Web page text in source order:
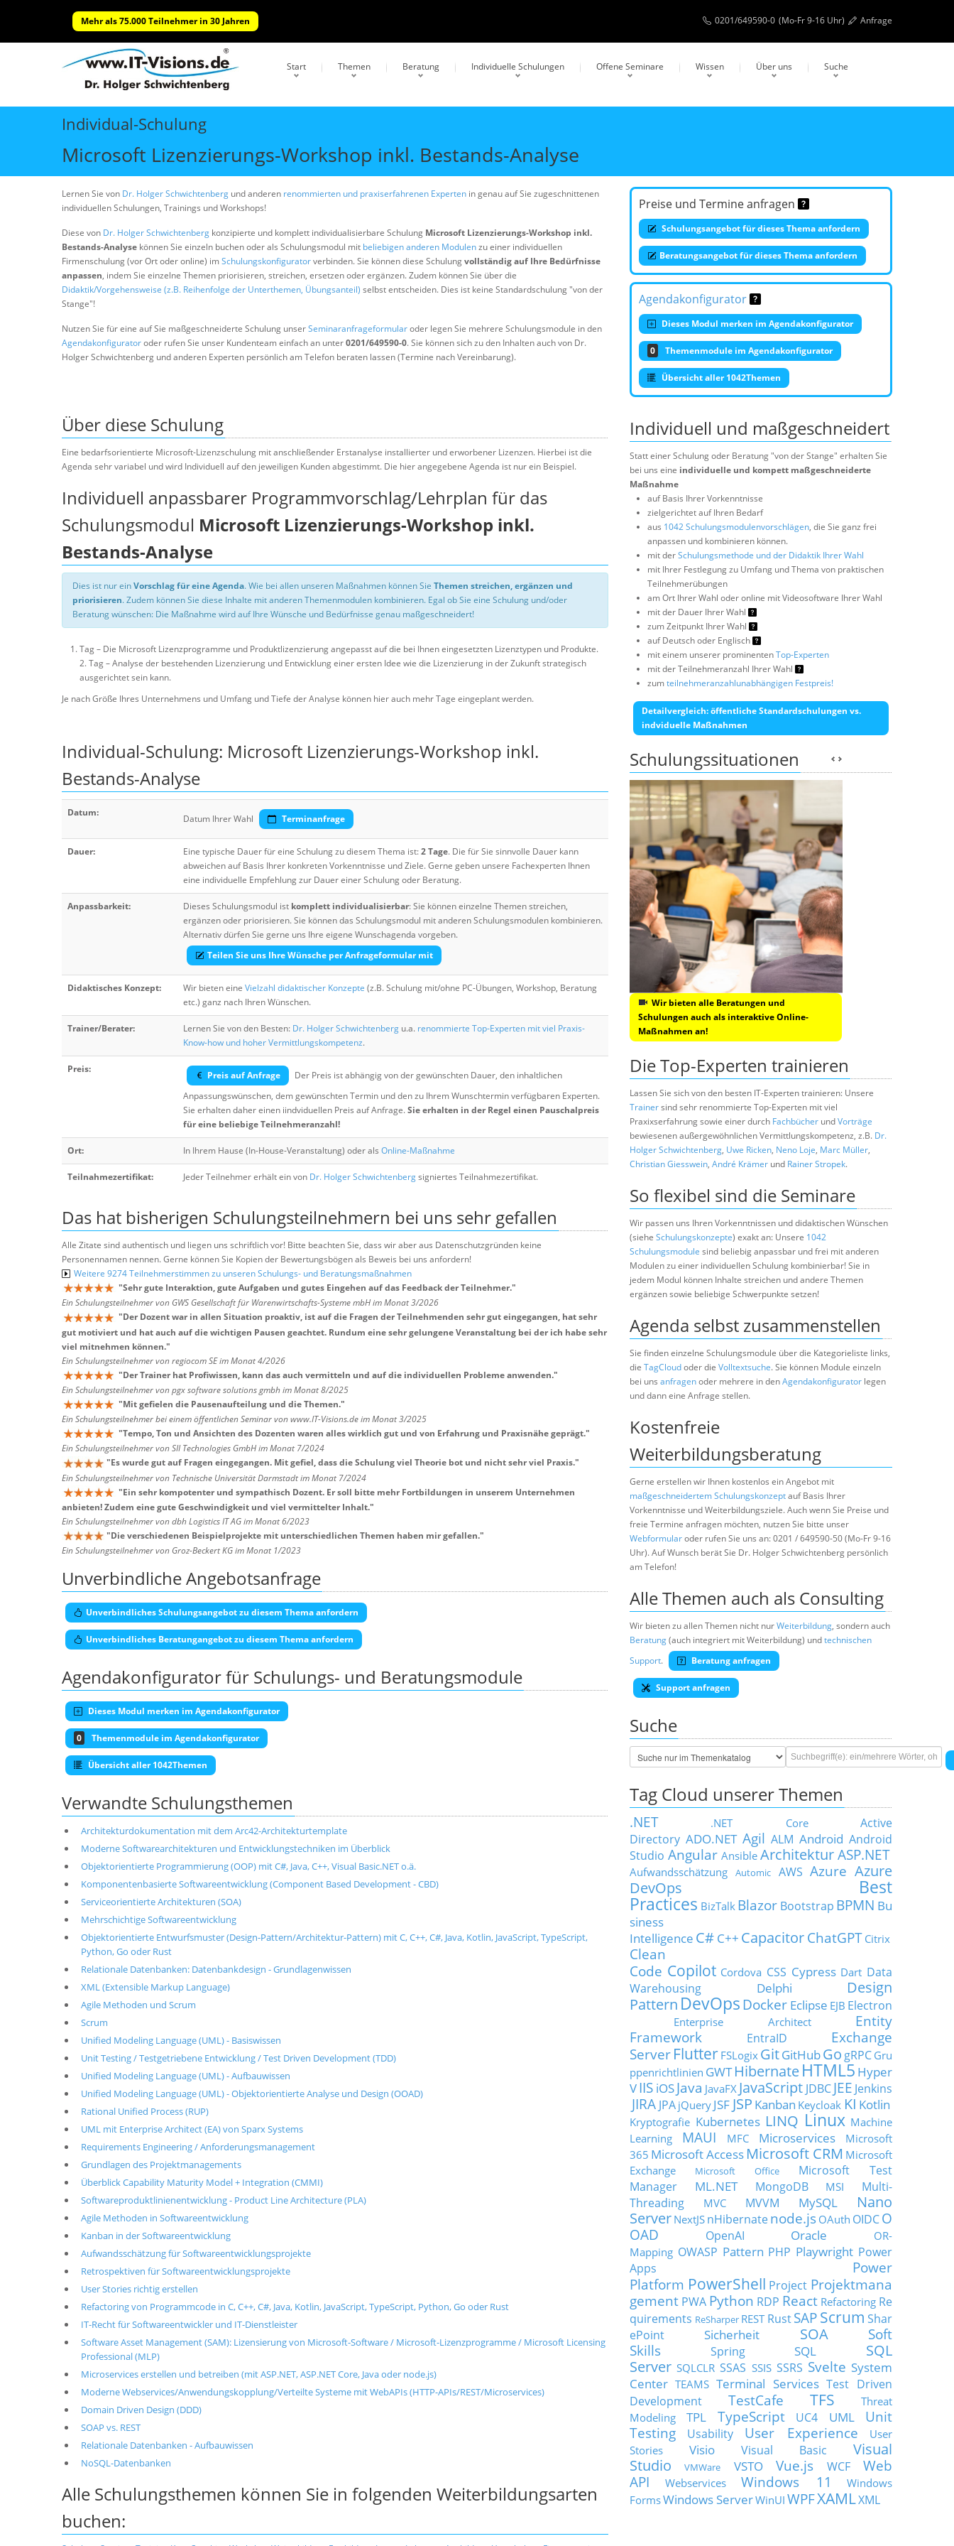
Mehr als 75.000 Teilnehmer in 30 Jahren 0201/649590-0 (Mo-Fr 9-16 Uhr) Anfrage
Start Themen Beratung Individuelle Schulungen Offene Seminare Wissen Über uns Suche
Individual-Schulung
Microsoft Lizenzierungs-Workshop inkl. Bestands-Analyse
Lernen Sie von Dr. Holger Schwichtenberg und anderen renommierten und praxiserfahrenen Experten in genau auf Sie zugeschnittenen
individuellen Schulungen, Trainings und Workshops!
Diese von Dr. Holger Schwichtenberg konzipierte und komplett individualisierbare Schulung Microsoft Lizenzierungs-Workshop inkl.
Bestands-Analyse können Sie einzeln buchen oder als Schulungsmodul mit beliebigen anderen Modulenzu einer individuellen
Firmenschulung (vor Ort oder online) imSchulungskonfiguratorverbinden. Sie können diese Schulungvollständig auf Ihre Bedürfnisse
anpassen, indem Sie einzelne Themen priorisieren, streichen, ersetzen oder ergänzen. Zudem können Sie über die
Didaktik/Vorgehensweise (z.B. Reihenfolge der Unterthemen, Übungsanteil) selbst entscheiden. Dies ist keine Standardschulung "von der
Stange"!
Nutzen Sie für eine auf Sie maßgeschneiderte Schulung unserSeminaranfrageformularoder legen Sie mehrere Schulungsmodule in den
Agendakonfiguratoroder rufen Sie unser Kundenteam einfach an unter0201/649590-0. Sie können sich zu den Inhalten auch von Dr.
Holger Schwichtenberg und anderen Experten persönlich am Telefon beraten lassen (Termine nach Vereinbarung).
Preise und Termine anfragen
Schulungsangebot für dieses Thema anfordern
Beratungsangebot für dieses Thema anfordern
Agendakonfigurator
Dieses Modul merken im Agendakonfigurator
0 Themenmodule im Agendakonfigurator
Übersicht aller 1042Themen
Über diese Schulung
Eine bedarfsorientierte Microsoft-Lizenzschulung mit anschließender Erstanalyse installierter und erworbener Lizenzen. Hierbei ist die
Agenda sehr variabel und wird Individuell auf den jeweiligen Kunden abgestimmt. Die hier angegebene Agenda ist nur ein Beispiel.
Individuell anpassbarer Programmvorschlag/Lehrplan für das
Schulungsmodul Microsoft Lizenzierungs-Workshop inkl.
Bestands-Analyse
Dies ist nur einVorschlag für eine Agenda. Wie bei allen unseren Maßnahmen können Sie Themen streichen, ergänzen und
priorisieren. Zudem können Sie diese Inhalte mit anderen Themenmodulen kombinieren. Egal ob Sie eine Schulung und/oder
Beratung wünschen: Die Maßnahme wird auf Ihre Wünsche und Bedürfnisse genau maßgeschneidert!
Tag – Die Microsoft Lizenzprogramme und Produktlizenzierung angepasst auf die bei Ihnen eingesetzten Lizenztypen und Produkte.
2. Tag – Analyse der bestehenden Lizenzierung und Entwicklung einer ersten Idee wie die Lizenzierung in der Zukunft strategisch
ausgerichtet sein kann.
Je nach Größe Ihres Unternehmens und Umfang und Tiefe der Analyse können hier auch mehr Tage eingeplant werden.
Individual-Schulung: Microsoft Lizenzierungs-Workshop inkl.
Bestands-Analyse
Datum:
Datum Ihrer Wahl Terminanfrage
Dauer: Eine typische Dauer für eine Schulung zu diesem Thema ist:2 Tage. Die für Sie sinnvolle Dauer kann
abweichen auf Basis Ihrer konkreten Vorkenntnisse und Ziele. Gerne geben unsere Fachexperten Ihnen
eine individuelle Empfehlung zur Dauer einer Schulung oder Beratung.
Anpassbarkeit: Dieses Schulungsmodul ist komplett individualisierbar: Sie können einzelne Themen streichen,
ergänzen oder priorisieren. Sie können das Schulungsmodul mit anderen Schulungsmodulen kombinieren.
Alternativ dürfen Sie gerne uns Ihre eigene Wunschagenda vorgeben.
Teilen Sie uns Ihre Wünsche per Anfrageformular mit
Didaktisches Konzept: Wir bieten eine Vielzahl didaktischer Konzepte (z.B. Schulung mit/ohne PC-Übungen, Workshop, Beratung
etc.) ganz nach Ihren Wünschen.
Trainer/Berater: Lernen Sie von den Besten: Dr. Holger Schwichtenberg u.a. renommierte Top-Experten mit viel Praxis-
Know-how und hoher Vermittlungskompetenz.
Preis:
Preis auf Anfrage
Der Preis ist abhängig von der gewünschten Dauer, den inhaltlichen
Anpassungswünschen, dem gewünschten Termin und den zu Ihrem Wunschtermin verfügbaren Experten.
Sie erhalten daher einen iindviduellen Preis auf Anfrage.Sie erhalten in der Regel einen Pauschalpreis
für eine beliebige Teilnehmeranzahl!
Ort: In Ihrem Hause (In-House-Veranstaltung) oder als Online-Maßnahme
Teilnahmezertifikat: Jeder Teilnehmer erhält ein von Dr. Holger Schwichtenbergsigniertes Teilnahmezertifikat.
Das hat bisherigen Schulungsteilnehmern bei uns sehr gefallen
Alle Zitate sind authentisch und liegen uns schriftlich vor! Bitte beachten Sie, dass wir aber aus Datenschutzgründen keine
Personennamen nennen. Gerne können Sie Kopien der Bewertungsbögen als Beweis bei uns anfordern!
Weitere 9274 Teilnehmerstimmen zu unseren Schulungs- und Beratungsmaßnahmen
"Sehr gute Interaktion, gute Aufgaben und gutes Eingehen auf das Feedback der Teilnehmer."
Ein Schulungsteilnehmer von GWS Gesellschaft für Warenwirtschafts-Systeme mbH im Monat 3/2026
"Der Dozent war in allen Situation proaktiv, ist auf die Fragen der Teilnehmenden sehr gut eingegangen, hat sehr
gut motiviert und hat auch auf die wichtigen Pausen geachtet. Rundum eine sehr gelungene Veranstaltung bei der ich habe sehr
viel mitnehmen können."
Ein Schulungsteilnehmer von regiocom SE im Monat 4/2026
"Der Trainer hat Profiwissen, kann das auch vermitteln und auf die individuellen Probleme anwenden."
Ein Schulungsteilnehmer von pgx software solutions gmbh im Monat 8/2025
"Mit gefielen die Pausenaufteilung und die Themen."
Ein Schulungsteilnehmer bei einem öffentlichen Seminar von www.IT-Visions.de im Monat 3/2025
"Tempo, Ton und Ansichten des Dozenten waren alles wirklich gut und von Erfahrung und Praxisnähe geprägt."
Ein Schulungsteilnehmer von SII Technologies GmbH im Monat 7/2024
"Es wurde gut auf Fragen eingegangen. Mit gefiel, dass die Schulung viel Theorie bot und nicht sehr viel Praxis."
Ein Schulungsteilnehmer von Technische Universität Darmstadt im Monat 7/2024
"Ein sehr kompotenter und sympathisch Dozent. Er soll bitte mehr Fortbildungen in unserem Unternehmen
anbieten! Zudem eine gute Geschwindigkeit und viel vermittelter Inhalt."
Ein Schulungsteilnehmer von dbh Logistics IT AG im Monat 6/2023
"Die verschiedenen Beispielprojekte mit unterschiedlichen Themen haben mir gefallen."
Ein Schulungsteilnehmer von Groz-Beckert KG im Monat 1/2023
Unverbindliche Angebotsanfrage
Unverbindliches Schulungsangebot zu diesem Thema anfordern
Unverbindliches Beratungangebot zu diesem Thema anfordern
Agendakonfigurator für Schulungs- und Beratungsmodule
Dieses Modul merken im Agendakonfigurator
0 Themenmodule im Agendakonfigurator
Übersicht aller 1042Themen
Verwandte Schulungsthemen
Architekturdokumentation mit dem Arc42-Architekturtemplate
Moderne Softwarearchitekturen und Entwicklungstechniken im Überblick
Objektorientierte Programmierung (OOP) mit C#, Java, C++, Visual Basic.NET o.ä.
Komponentenbasierte Softwareentwicklung (Component Based Development - CBD)
Serviceorientierte Architekturen (SOA)
Mehrschichtige Softwareentwicklung
Objektorientierte Entwurfsmuster (Design-Pattern/Architektur-Pattern) mit C, C++, C#, Java, Kotlin, JavaScript, TypeScript,
Python, Go oder Rust
Relationale Datenbanken: Datenbankdesign - Grundlagenwissen
XML (Extensible Markup Language)
Agile Methoden und Scrum
Scrum
Unified Modeling Language (UML) - Basiswissen
Unit Testing / Testgetriebene Entwicklung / Test Driven Development (TDD)
Unified Modeling Language (UML) - Aufbauwissen
Unified Modeling Language (UML) - Objektorientierte Analyse und Design (OOAD)
Rational Unified Process (RUP)
UML mit Enterprise Architect (EA) von Sparx Systems
Requirements Engineering / Anforderungsmanagement
Grundlagen des Projektmanagements
Überblick Capability Maturity Model + Integration (CMMI)
Softwareproduktlinienentwicklung - Product Line Architecture (PLA)
Agile Methoden in Softwareentwicklung
Kanban in der Softwareentwicklung
Aufwandsschätzung für Softwareentwicklungsprojekte
Retrospektiven für Softwareentwicklungsprojekte
User Stories richtig erstellen
Refactoring von Programmcode in C, C++, C#, Java, Kotlin, JavaScript, TypeScript, Python, Go oder Rust
IT-Recht für Softwareentwickler und IT-Dienstleister
Software Asset Management (SAM): Lizensierung von Microsoft-Software / Microsoft-Lizenzprogramme / Microsoft Licensing
Professional (MLP)
Microservices erstellen und betreiben (mit ASP.NET, ASP.NET Core, Java oder node.js)
Moderne Webservices/Anwendungskopplung/Verteilte Systeme mit WebAPIs (HTTP-APIs/REST/Microservices)
Domain Driven Design (DDD)
SOAP vs. REST
Relationale Datenbanken - Aufbauwissen
NoSQL-Datenbanken
Alle Schulungsthemen können Sie in folgenden Weiterbildungsarten
buchen:
Individuell und maßgeschneidert
Statt einer Schulung oder Beratung "von der Stange" erhalten Sie
bei uns eine individuelle und kompett maßgeschneiderte
Maßnahme
auf Basis Ihrer Vorkenntnisse
zielgerichtet auf Ihren Bedarf
aus 1042 Schulungsmodulenvorschlägen, die Sie ganz frei
anpassen und kombinieren können.
mit derSchulungsmethode und der Didaktik Ihrer Wahl
mit Ihrer Festlegung zu Umfang und Thema von praktischen
Teilnehmerübungen
am Ort Ihrer Wahl oder online mit Videosoftware Ihrer Wahl
mit der Dauer Ihrer Wahl
zum Zeitpunkt Ihrer Wahl
auf Deutsch oder Englisch
mit einem unserer prominentenTop-Experten
mit der Teilnehmeranzahl Ihrer Wahl
zumteilnehmeranzahlunabhängigen Festpreis!
Detailvergleich: öffentliche Standardschulungen vs.
indviduelle Maßnahmen
Schulungssituationen
Wir bieten alle Beratungen und
Schulungen auch als interaktive Online-
Maßnahmen an!
Die Top-Experten trainieren
Lassen Sie sich von den besten IT-Experten trainieren: Unsere
Trainersind sehr renommierte Top-Experten mit viel
Praxixserfahrung sowie einer durch Fachbücher undVorträge
bewiesenen außergewöhnlichen Vermittlungskompetenz, z.B. Dr.
Holger Schwichtenberg, Uwe Ricken, Neno Loje, Marc Müller,
Christian Giesswein, André Krämer und Rainer Stropek.
So flexibel sind die Seminare
Wir passen uns Ihren Vorkenntnissen und didaktischen Wünschen
(siehe Schulungskonzepte) exakt an: Unsere 1042
Schulungsmodule sind beliebig anpassbar und frei mit anderen
Modulen zu einer individuellen Schulung kombinierbar! Sie in
jedem Modul können Inhalte streichen und andere Themen
ergänzen sowie beliebige Schwerpunkte setzen!
Agenda selbst zusammenstellen
Sie finden einzelne Schulungsmodule über die Kategorieliste links,
die TagCloudoder die Volltextsuche. Sie können Module einzeln
bei uns anfragenoder mehrere in denAgendakonfigurator legen
und dann eine Anfrage stellen.
Kostenfreie
Weiterbildungsberatung
Gerne erstellen wir Ihnen kostenlos ein Angebot mit
maßgeschneidertem Schulungskonzeptauf Basis Ihrer
Vorkenntnisse und Weiterbildungsziele. Auch wenn Sie Preise und
freie Termine anfragen möchten, nutzen Sie bitte unser
Webformularoder rufen Sie uns an: 0201 / 649590-50 (Mo-Fr 9-16
Uhr). Auf Wunsch berät Sie Dr. Holger Schwichtenberg persönlich
am Telefon!
Alle Themen auch als Consulting
Wir bieten zu allen Themen nicht nurWeiterbildung, sondern auch
Beratung(auch integriert mit Weiterbildung) undtechnischen
Support. Beratung anfragen
Support anfragen
Suche
Tag Cloud unserer Themen
.NET .NET Core
Active
Directory ADO.NET Agil ALM Android Android
Studio Angular Ansible Architektur ASP.NET
Aufwandsschätzung Automic AWS Azure Azure
DevOps
Best
Practices BizTalk Blazor Bootstrap BPMN Bu
siness
Intelligence C# C++ Capacitor ChatGPT Citrix
Clean
Code Copilot Cordova CSS Cypress Dart Data
Warehousing
Delphi
Design
Pattern DevOps Docker Eclipse EJB Electron
Enterprise Architect
Entity
Framework
EntraID
Exchange
Server Flutter FSLogix GitGitHubGo gRPC Gru
ppenrichtlinien GWT HibernateHTML5 Hyper
VIIS iOSJava JavaFX JavaScript JDBC JEE Jenkins
JIRA JPA jQuery JSF JSP Kanban Keycloak KI Kotlin
Kryptografie Kubernetes LINQ Linux Machine
Learning
MAUI MFC Microservices
Microsoft
365 Microsoft Access Microsoft CRM Microsoft
Exchange
Microsoft Office
Microsoft Test
Manager
ML.NET MongoDB MSI
Multi-
Threading
MVC MVVM MySQL
Nano
Server NextJS nHibernatenode.js OAuth OIDCO
OAD
OpenAI Oracle
OR-
Mapping OWASP Pattern PHP Playwright Power
Apps
Power
Platform PowerShell Project Projektmana
gement PWA Python RDP React Refactoring Re
quirements ReSharper REST Rust SAP Scrum Shar
ePoint
Sicherheit SOA
Soft
Skills
Spring SQL
SQL
Server SQLCLR SSAS SSIS SSRS Svelte System
Center TEAMS Terminal Services Test Driven
Development
TestCafe TFS
Threat
Modeling
TPL TypeScript UC4 UML
Unit
Testing
Usability User Experience
User
Stories
Visio Visual Basic
Visual
Studio
VMWare VSTO Vue.js WCF
Web
API
Webservices Windows 11
Windows
FormsWindows ServerWinUI WPFXAMLXML